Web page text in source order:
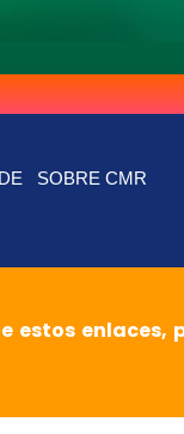
SOBRE CMR
estos enlaces,